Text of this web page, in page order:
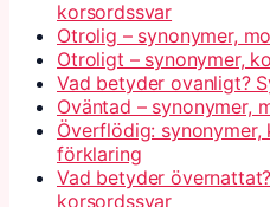
korsordssvar
Otrolig – synonymer,
Otroligt – synonymer,
Vad betyder ovanligt?
Oväntad – synonymer,
Överflödig:
förklaring
Vad betyder
korsordssvar